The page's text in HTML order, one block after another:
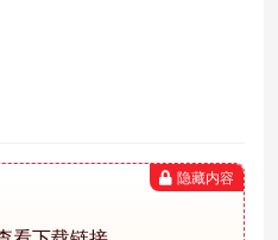
隐藏内容